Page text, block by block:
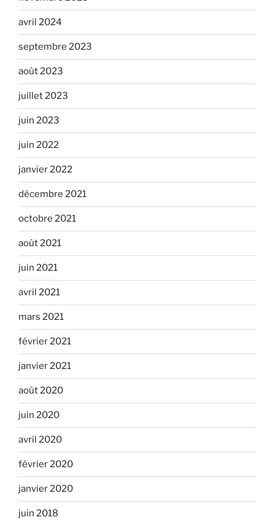
avril 2024
septembre 2023
août 2023
juillet 2023
juin 2023
juin 2022
janvier 2022
décembre 2021
octobre 2021
août 2021
juin 2021
avril 2021
mars 2021
février 2021
janvier 2021
août 2020
juin 2020
avril 2020
février 2020
janvier 2020
juin 2018